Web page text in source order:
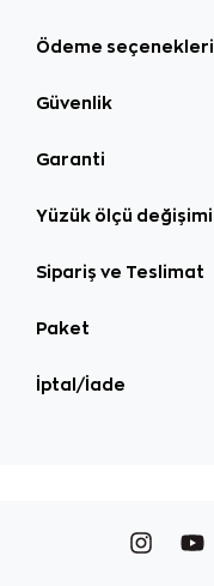
Ödeme seçenekleri
Güvenlik
Garanti
Yüzük ölçü değişimi
Sipariş ve Teslimat
Paket
İptal/İade